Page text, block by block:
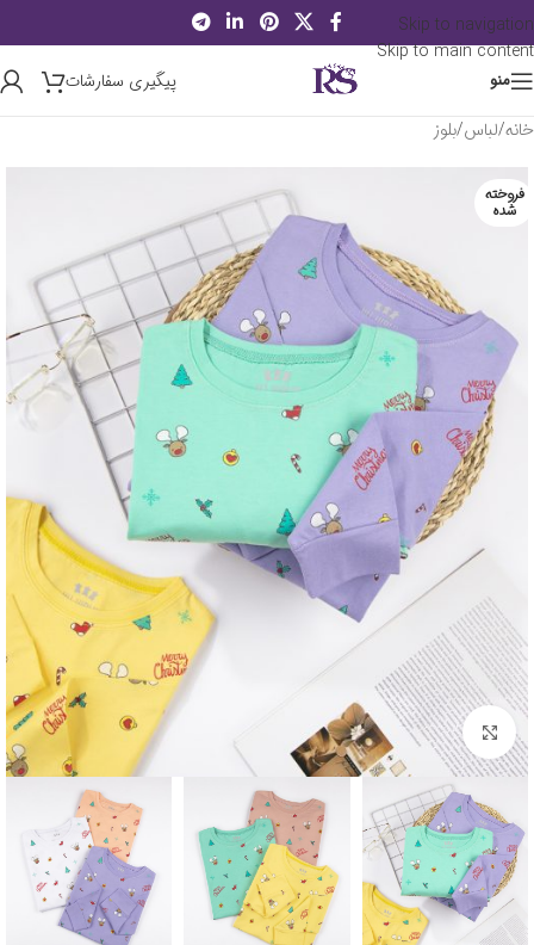
Skip to navigation
Skip to main content
منو
پیگیری سفارشات
خانه/لباس/بلوز
فروخته
شده
برای بزرگنمایی کلیک کنید